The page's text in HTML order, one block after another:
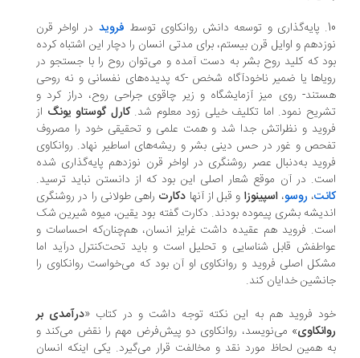
فروید در اواخر قرن
و اوایل قرن بیستم، برای مدتی انسان را دچار این اشتباه کرده
که کلید روح بشر به‌ دست ‌آمده و می‌توان روح را با جستجو در
یا ضمیر ناخودآگاه شخص -که پدیده‌های نفسانی و نه روحی
روی میز آزمایشگاه و زیر چاقوی جراحی روح، دراز کرد و
نمود. اما تکلیف خیلی زود معلوم شد.کارل گوستاو یونگاز
و نظراتش جدا شد و همت علمی و تحقیقی خود را مصروف
و غور در حس دینی بشر و ریشه‌های اساطیر نهاد. روانکاوی
به‌دنبال عصر روشنگری در اواخر قرن نوزدهم پایه‌گذاری شده
در آن‌ موقع شعار اصلی این بود که از دانستن نباید ترسید.
روسو، اسپینوزاو قبل از آنهادکارت راهی طولانی را در روشنگری
بشری پیموده بودند. دکارت گفته بود یقین، میوه شیرین شک
فروید هم عقیده داشت غرایز انسان، هم‌چنان‌که احساسات و
قابل شناسایی و تحلیل است و باید تحت‌کنترل درآید اما
اصلی فروید و روانکاوی او آن بود که می‌خواست روانکاوی را
خدایان کند.
فروید هم به این نکته توجه داشت و در کتاب «درآمدی بر
» می‌نویسد، روانکاوی دو پیش‌فرض مهم را نقض می‌کند و
همین لحاظ مورد نقد و مخالفت قرار می‌گیرد. یکی اینکه انسان